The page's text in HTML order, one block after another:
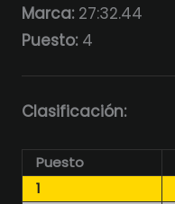
Marca: 27:32.44
Puesto: 4
Clasificación:
Puesto
1